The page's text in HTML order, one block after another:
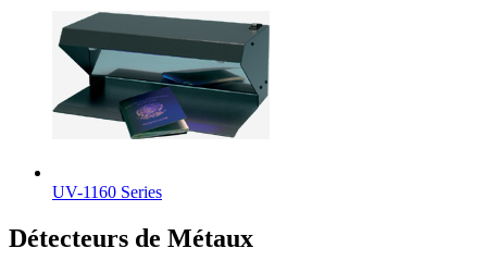
UV-1160 Series
Détecteurs de Métaux